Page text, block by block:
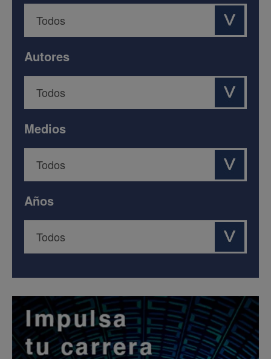
Autores
Medios
Años